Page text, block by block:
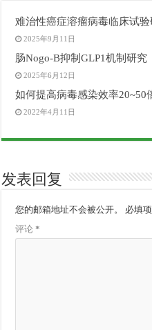
难治性癌症溶瘤病毒临床试验
2025年9月11日
肠Nogo-B抑制GLP1机制研究
2025年6月12日
如何提高病毒感染效率20~50
2022年4月11日
发表回复
您的邮箱地址不会被公开。 必填
评论*